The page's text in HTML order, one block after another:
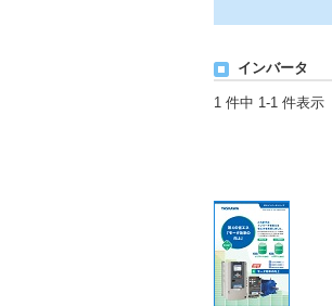
インバータ
1 件中 1-1 件表示